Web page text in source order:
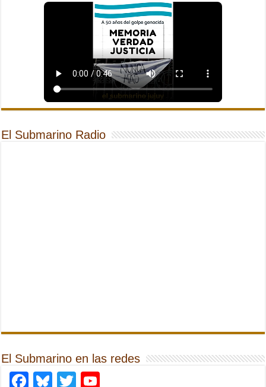
El Submarino Radio
El Submarino en las redes
Facebook
Bluesky
Twitter